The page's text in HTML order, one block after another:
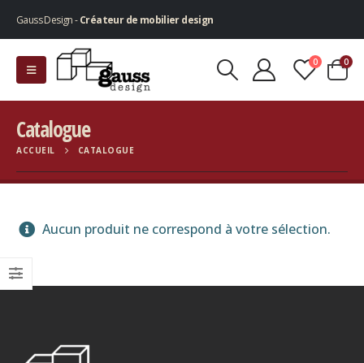
Gauss Design -Créateur de mobilier design
0 0
Catalogue
ACCUEIL CATALOGUE
Aucun produit ne correspond à votre sélection.